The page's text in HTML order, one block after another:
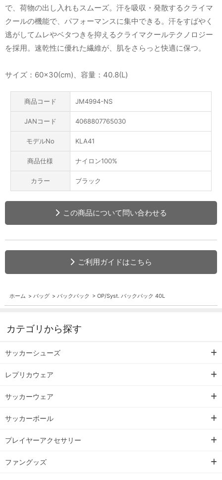
で、荷物の出し入れもスムーズ。汗を吸収・発散するクライマ
クールの機能で、パフォーマンスに集中できる。汗をすばやく
逃がしてムレやベタつきを抑えるクライマクールテクノロジー
を採用。速乾性に優れた繊維が、肌をさらっと快適に保つ。
サイズ：60×30(cm)、容量：40.8(L)
商品コード JM4994-NS
JANコード 4068807765030
モデルNo KLA41
商品仕様 ナイロン100%
カラー ブラック
この商品について問い合わせる
ご利用ガイドはこちら
ホーム > バッグ > バックパック > OP/Syst. バックパック 40L
カテゴリから探す
サッカーシューズ
レプリカウェア
サッカーウェア
サッカーボール
プレイヤーアクセサリー
ファングッズ